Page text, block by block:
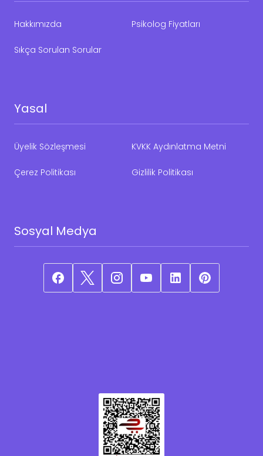
Hakkımızda Psikolog Fiyatları
Sıkça Sorulan Sorular
Yasal
Üyelik Sözleşmesi KVKK Aydınlatma Metni
Çerez Politikası Gizlilik Politikası
Sosyal Medya